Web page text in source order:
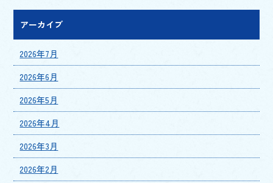
アーカイブ
2026年7月
2026年6月
2026年5月
2026年4月
2026年3月
2026年2月